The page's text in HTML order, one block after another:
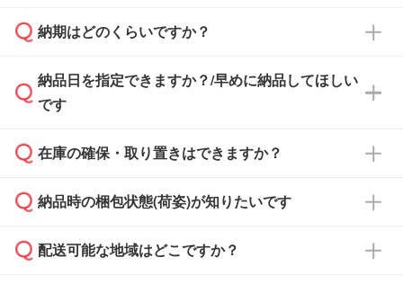
どの場合は、月末締め翌月末払いに対応可能で
また、卒業・卒園記念品で対策委員会や個人様
校や幼稚園・保育園であれば、同様の条件でご
ご希望の際は担当スタッフまでお気軽にご相談
ください。
納品書・領収書は ご依頼をいただいた場合の
ず、通常はPDFデータをメール添付でお送りし
ます。
たは注文フォームの『ご注文に関する備考欄』
納期はどのくらいですか？
・印刷する場合(500個程度)
ご入金、イメージ画像の校了から約2週間～2
ご入金確認後、1～2営業日で出荷いたしま
納品日を指定できますか？/早めに納品してほしい
です
ご希望の納期がある場合は、お問い合わせ・お
い。
応が可能かご案内いたします。
在庫の確保・取り置きはできますか？
ご入金確認後に在庫を確保し、注文確定のご連
はできかねますので予めご了承ください。
納品時の梱包状態(荷姿)が知りたいです
商品によって異なります。各ページにある商品
配送可能な地域はどこですか？